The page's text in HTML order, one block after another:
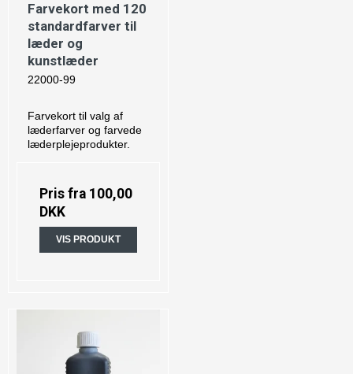
Farvekort med 120
standardfarver til
læder og
kunstlæder
22000-99
Farvekort til valg af
læderfarver og farvede
læderplejeprodukter.
Pris fra 100,00
DKK
VIS PRODUKT